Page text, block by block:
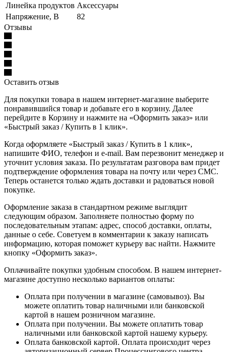
Линейка продуктов Аксессуары
Напряжение, В
82
Отзывы
Оставить отзыв
Для покупки товара в нашем интернет-магазине выберите
понравившийся товар и добавьте его в корзину. Далее
перейдите в Корзину и нажмите на «Оформить заказ» или
«Быстрый заказ / Купить в 1 клик».
Когда оформляете «Быстрый заказ / Купить в 1 клик»,
напишите ФИО, телефон и e-mail. Вам перезвонит менеджер и
уточнит условия заказа. По результатам разговора вам придет
подтверждение оформления товара на почту или через СМС.
Теперь останется только ждать доставки и радоваться новой
покупке.
Оформление заказа в стандартном режиме выглядит
следующим образом. Заполняете полностью форму по
последовательным этапам: адрес, способ доставки, оплаты,
данные о себе. Советуем в комментарии к заказу написать
информацию, которая поможет курьеру вас найти. Нажмите
кнопку «Оформить заказ».
Оплачивайте покупки удобным способом. В нашем интернет-
магазине доступно несколько вариантов оплаты:
Оплата при получении в магазине (самовывоз). Вы
можете оплатить товар наличными или банковской
картой в нашем розничном магазине.
Оплата при получении. Вы можете оплатить товар
наличными или банковской картой нашему курьеру.
Оплата банковской картой. Оплата происходит через